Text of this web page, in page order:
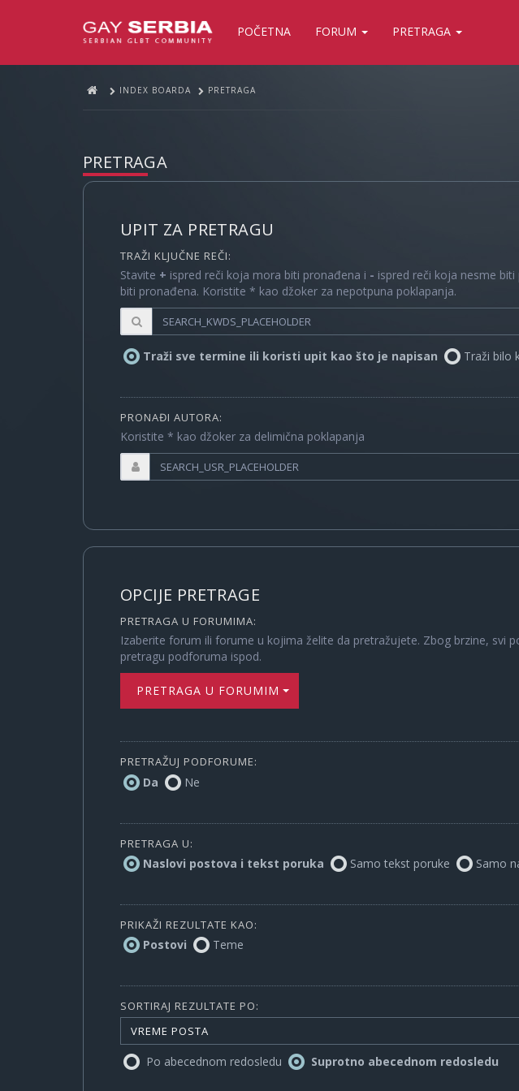
POČETNA FORUM PRETRAGA
INDEX BOARDA PRETRAGA
PRETRAGA
UPIT ZA PRETRAGU
TRAŽI KLJUČNE REČI:
Stavite + ispred reči koja mora biti pronađena i - ispred reči koja nesme
biti pronađena. Koristite * kao džoker za nepotpuna poklapanja.
Traži sve termine ili koristi upit kao što je napisan Traži bilo
PRONAĐI AUTORA:
Koristite * kao džoker za delimična poklapanja
OPCIJE PRETRAGE
PRETRAGA U FORUMIMA:
Izaberite forum ili forume u kojima želite da pretražujete. Zbog brzine,
pretragu podforuma ispod.
PRETRAGA U FORUMIMA
PRETRAŽUJ PODFORUME:
Da Ne
PRETRAGA U:
Naslovi postova i tekst poruka Samo tekst poruke Samo
PRIKAŽI REZULTATE KAO:
Postovi Teme
SORTIRAJ REZULTATE PO:
VREME POSTA
Po abecednom redosledu Suprotno abecednom redosledu